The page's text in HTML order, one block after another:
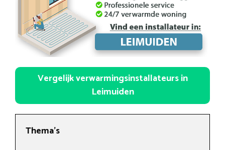
Vergelijk verwarmingsinstallateurs in
Leimuiden
Thema’s